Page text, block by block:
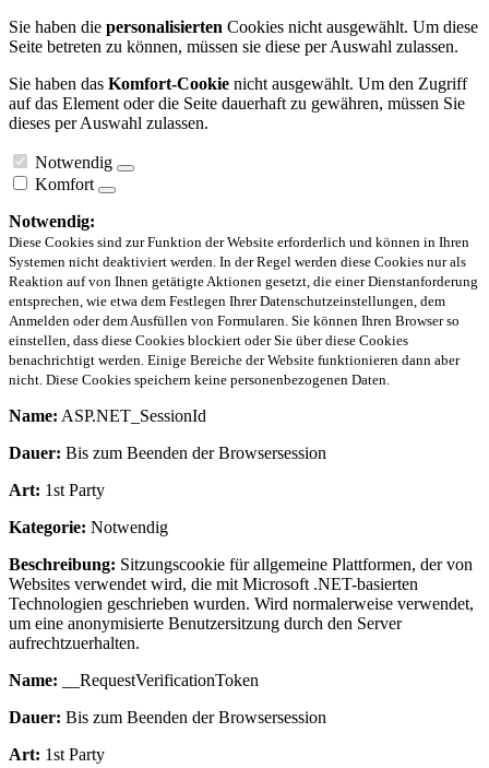
Sie haben die personalisierten Cookies nicht ausgewählt. Um diese
Seite betreten zu können, müssen sie diese per Auswahl zulassen.
Sie haben das Komfort-Cookie nicht ausgewählt. Um den Zugriff
auf das Element oder die Seite dauerhaft zu gewähren, müssen Sie
dieses per Auswahl zulassen.
Notwendig
Komfort
Notwendig:
Diese Cookies sind zur Funktion der Website erforderlich und können in Ihren
Systemen nicht deaktiviert werden. In der Regel werden diese Cookies nur als
Reaktion auf von Ihnen getätigte Aktionen gesetzt, die einer Dienstanforderung
entsprechen, wie etwa dem Festlegen Ihrer Datenschutzeinstellungen, dem
Anmelden oder dem Ausfüllen von Formularen. Sie können Ihren Browser so
einstellen, dass diese Cookies blockiert oder Sie über diese Cookies
benachrichtigt werden. Einige Bereiche der Website funktionieren dann aber
nicht. Diese Cookies speichern keine personenbezogenen Daten.
Name: ASP.NET_SessionId
Dauer: Bis zum Beenden der Browsersession
Art: 1st Party
Kategorie: Notwendig
Beschreibung: Sitzungscookie für allgemeine Plattformen, der von
Websites verwendet wird, die mit Microsoft .NET-basierten
Technologien geschrieben wurden. Wird normalerweise verwendet,
um eine anonymisierte Benutzersitzung durch den Server
aufrechtzuerhalten.
Name: __RequestVerificationToken
Dauer: Bis zum Beenden der Browsersession
Art: 1st Party